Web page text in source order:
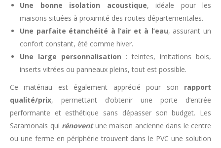
Une bonne isolation acoustique, idéale pour les
maisons situées à proximité des routes départementales.
Une parfaite étanchéité à l’air et à l’eau, assurant un
confort constant, été comme hiver.
Une large personnalisation : teintes, imitations bois,
inserts vitrées ou panneaux pleins, tout est possible.
Ce matériau est également apprécié pour son rapport
qualité/prix, permettant d’obtenir une porte d’entrée
performante et esthétique sans dépasser son budget. Les
Saramonais qui rénovent une maison ancienne dans le centre
ou une ferme en périphérie trouvent dans le PVC une solution